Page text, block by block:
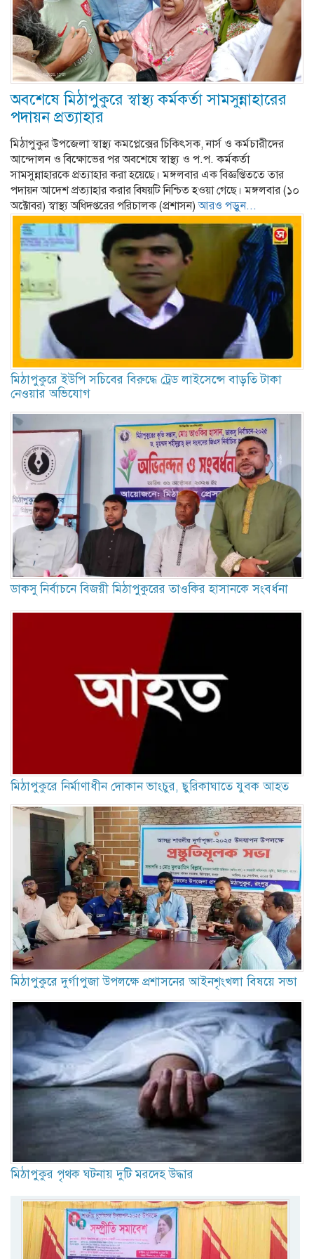
অবশেষে মিঠাপুকুরে স্বাস্থ্য কর্মকর্তা সামসুন্নাহারের
পদায়ন প্রত্যাহার
মিঠাপুকুর উপজেলা স্বাস্থ্য কমপ্লেক্সের চিকিৎসক, নার্স ও কর্মচারীদের
আন্দোলন ও বিক্ষোভের পর অবশেষে স্বাস্থ্য ও প.প. কর্মকর্তা
সামসুন্নাহারকে প্রত্যাহার করা হয়েছে। মঙ্গলবার এক বিজ্ঞপ্তিততে তার
পদায়ন আদেশ প্রত্যাহার করার বিষয়টি নিশ্চিত হওয়া গেছে। মঙ্গলবার (১০
অক্টোবর) স্বাস্থ্য অধিদপ্তরের পরিচালক (প্রশাসন)আরও পড়ুন...
মিঠাপুকুরে ইউপি সচিবের বিরুদ্ধে ট্রেড লাইসেন্সে বাড়তি টাকা
নেওয়ার অভিযোগ
ডাকসু নির্বাচনে বিজয়ী মিঠাপুকুরের তাওকির হাসানকে সংবর্ধনা
মিঠাপুকুরে নির্মাণাধীন দোকান ভাংচুর, ছুরিকাঘাতে যুবক আহত
মিঠাপুকুরে দুর্গাপুজা উপলক্ষে প্রশাসনের আইনশৃংখলা বিষয়ে সভা
মিঠাপুকুর পৃথক ঘটনায় দুটি মরদেহ উদ্ধার